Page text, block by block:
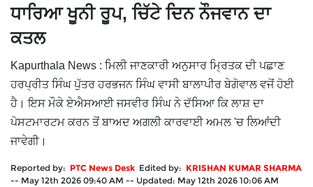
ਧਾਰਿਆ ਖੂਨੀ ਰੂਪ, ਚਿੱਟੇ ਦਿਨ ਨੌਜਵਾਨ ਦਾ
ਕਤਲ
Kapurthala News : ਮਿਲੀ ਜਾਣਕਾਰੀ ਅਨੁਸਾਰ ਮ੍ਰਿਤਕ ਦੀ ਪਛਾਣ
ਹਰਪ੍ਰੀਤ ਸਿੰਘ ਪੁੱਤਰ ਹਰਭਜਨ ਸਿੰਘ ਵਾਸੀ ਬਾਲਾਪੀਰ ਬੇਗੋਵਾਲ ਵਜੋਂ ਹੋਈ
ਹੈ। ਇਸ ਮੌਕੇ ਏਐਸਆਈ ਜਸਵੀਰ ਸਿੰਘ ਨੇ ਦੱਸਿਆ ਕਿ ਲਾਸ਼ ਦਾ
ਪੋਸਟਮਾਰਟਮ ਕਰਨ ਤੋਂ ਬਾਅਦ ਅਗਲੀ ਕਾਰਵਾਈ ਅਮਲ 'ਚ ਲਿਆਂਦੀ
ਜਾਵੇਗੀ।
Reported by: PTC News Desk Edited by: KRISHAN KUMAR SHARMA
-- May 12th 2026 09:40 AM -- Updated: May 12th 2026 10:06 AM